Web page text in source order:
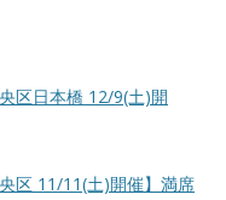
区日本橋 12/9(土)開
区 11/11(土)開催】満席